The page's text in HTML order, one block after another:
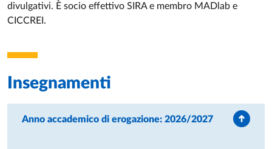
divulgativi. È socio effettivo SIRA e membro MADlab e
CICCREI.
Insegnamenti
Anno accademico di erogazione: 2026/2027